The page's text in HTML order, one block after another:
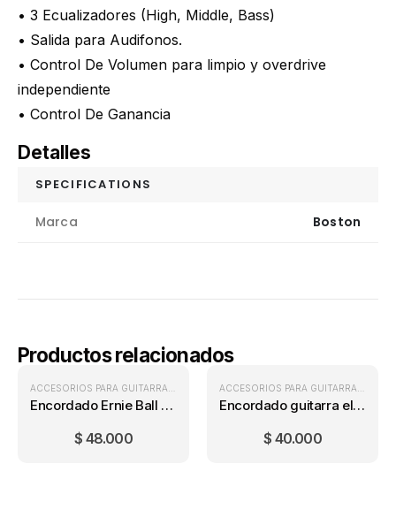
• 3 Ecualizadores (High, Middle, Bass)
• Salida para Audifonos.
• Control De Volumen para limpio y overdrive
independiente
• Control De Ganancia
Detalles
SPECIFICATIONS
Marca Boston
Productos relacionados
ENCORDADOS METÁLICOS,ENCORDADOS
Encordado Ernie Ball Earthwood 2004 (11-52)
$ 48.000
Encordado guitarra eléctrica Jim Dunlop DEN0942
$ 40.000